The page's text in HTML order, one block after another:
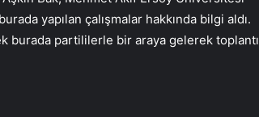
yapılan çalışmalar hakkında bilgi aldı.
burada partililerle bir araya gelerek toplantı